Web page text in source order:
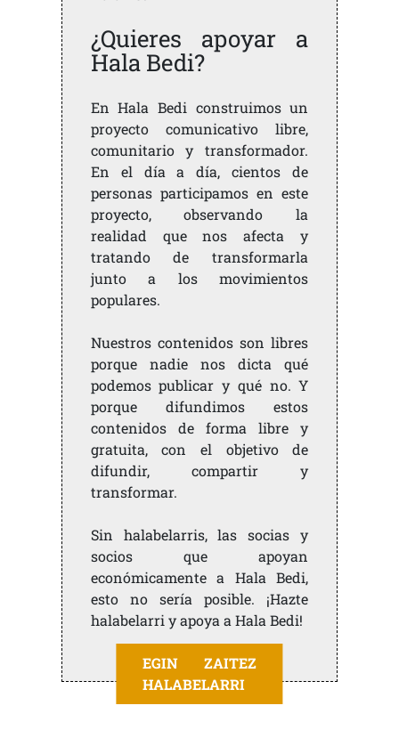
¿Quieres apoyar a
Hala Bedi?
En Hala Bedi construimos un
proyecto comunicativo libre,
comunitario y transformador.
En el día a día, cientos de
personas participamos en este
proyecto, observando la
realidad que nos afecta y
tratando de transformarla
junto a los movimientos
populares.
Nuestros contenidos son libres
porque nadie nos dicta qué
podemos publicar y qué no. Y
porque difundimos estos
contenidos de forma libre y
gratuita, con el objetivo de
difundir, compartir y
transformar.
Sin halabelarris, las socias y
socios que apoyan
económicamente a Hala Bedi,
esto no sería posible. ¡Hazte
halabelarri y apoya a Hala Bedi!
EGIN ZAITEZ
HALABELARRI